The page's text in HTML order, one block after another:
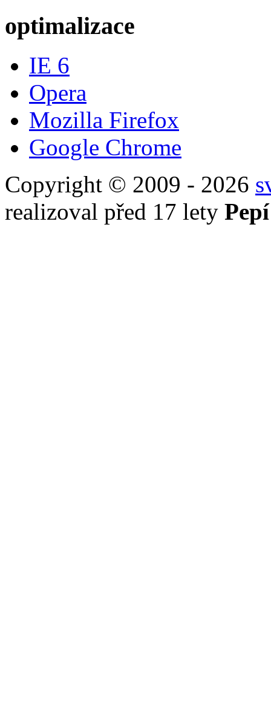
každodenní problémy
optimalizace
IE 6
Opera
Mozilla Firefox
Google Chrome
Copyright © 2009 - 2026